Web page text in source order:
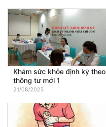
Khám sức khỏe định kỳ theo
thông tư mới 1
21/08/2025